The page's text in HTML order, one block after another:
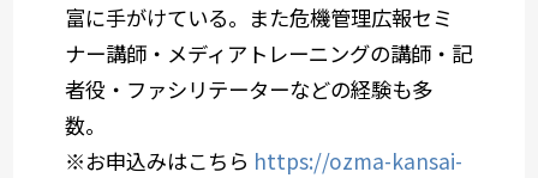
富に手がけている。また危機管理広報セミ
ナー講師・メディアトレーニングの講師・記
者役・ファシリテーターなどの経験も多
数。
※お申込みはこちら https://ozma-kansai-